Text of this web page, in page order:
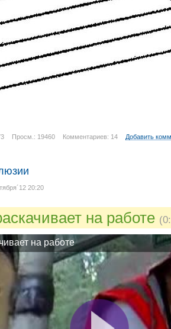
Просм.: 19460 Комментариев: 14 Добавить
20:20
на работе
на работе